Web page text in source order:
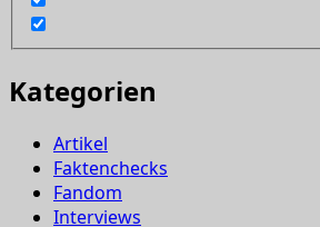
Kategorien
Artikel
Faktenchecks
Fandom
Interviews